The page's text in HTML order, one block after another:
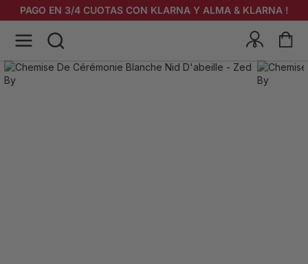
PAGO EN 3/4 CUOTAS CON KLARNA Y ALMA & KLARNA !